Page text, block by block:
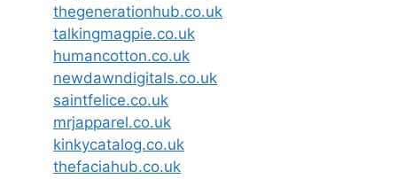
thegenerationhub.co.uk
talkingmagpie.co.uk
humancotton.co.uk
newdawndigitals.co.uk
saintfelice.co.uk
mrjapparel.co.uk
kinkycatalog.co.uk
thefaciahub.co.uk